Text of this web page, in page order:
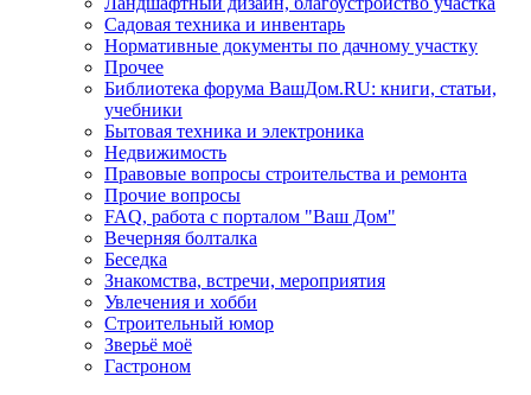
Садовая техника и инвентарь
Нормативные документы по дачному участку
Прочее
Библиотека форума ВашДом.RU: книги, статьи,
учебники
Бытовая техника и электроника
Недвижимость
Правовые вопросы строительства и ремонта
Прочие вопросы
FAQ, работа с порталом "Ваш Дом"
Вечерняя болталка
Беседка
Знакомства, встречи, мероприятия
Увлечения и хобби
Строительный юмор
Зверьё моё
Гастроном